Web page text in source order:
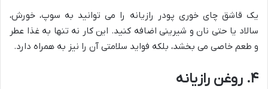
یک قاشق چای خوری پودر رازیانه را می توانید به سوپ، خورش،
سالاد یا حتی نان و شیرینی اضافه کنید. این کار نه تنها به غذا عطر
و طعم خاصی می بخشد، بلکه فواید سلامتی آن را نیز به همراه دارد.
۴. روغن رازیانه